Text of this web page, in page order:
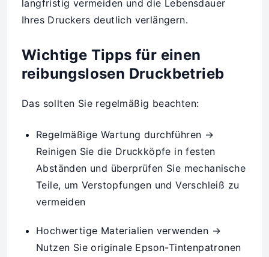
langfristig vermeiden und die Lebensdauer
Ihres Druckers deutlich verlängern.
Wichtige Tipps für einen
reibungslosen Druckbetrieb
Das sollten Sie regelmäßig beachten:
Regelmäßige Wartung durchführen →
Reinigen Sie die Druckköpfe in festen
Abständen und überprüfen Sie mechanische
Teile, um Verstopfungen und Verschleiß zu
vermeiden
Hochwertige Materialien verwenden →
Nutzen Sie originale Epson-Tintenpatronen